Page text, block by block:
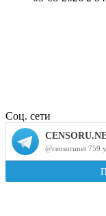
Соц. сети